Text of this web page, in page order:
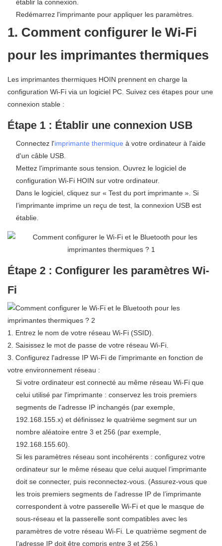
établir la connexion.
Redémarrez l'imprimante pour appliquer les paramètres.
1. Comment configurer le Wi-Fi
pour les imprimantes thermiques
Les imprimantes thermiques HOIN prennent en charge la
configuration Wi-Fi via un logiciel PC. Suivez ces étapes pour une
connexion stable :
Étape 1 : Établir une connexion USB
Connectez l'imprimante thermique à votre ordinateur à l'aide
d'un câble USB.
Mettez l'imprimante sous tension. Ouvrez le logiciel de
configuration Wi-Fi HOIN sur votre ordinateur.
Dans le logiciel, cliquez sur « Test du port imprimante ». Si
l’imprimante imprime un reçu de test, la connexion USB est
établie.
Étape 2 : Configurer les paramètres Wi-
Fi
1. Entrez le nom de votre réseau Wi-Fi (SSID).
2. Saisissez le mot de passe de votre réseau Wi-Fi.
3. Configurez l'adresse IP Wi-Fi de l'imprimante en fonction de
votre environnement réseau :
Si votre ordinateur est connecté au même réseau Wi-Fi que
celui utilisé par l'imprimante : conservez les trois premiers
segments de l'adresse IP inchangés (par exemple,
192.168.155.x) et définissez le quatrième segment sur un
nombre aléatoire entre 3 et 256 (par exemple,
192.168.155.60).
Si les paramètres réseau sont incohérents : configurez votre
ordinateur sur le même réseau que celui auquel l’imprimante
doit se connecter, puis reconnectez-vous. (Assurez-vous que
les trois premiers segments de l’adresse IP de l’imprimante
correspondent à votre passerelle Wi-Fi et que le masque de
sous-réseau et la passerelle sont compatibles avec les
paramètres de votre réseau Wi-Fi. Le quatrième segment de
l’adresse IP doit être compris entre 3 et 256.)